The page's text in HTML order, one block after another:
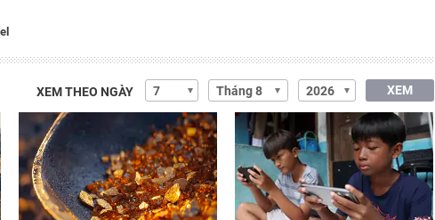
XEM THEO NGÀY XEM